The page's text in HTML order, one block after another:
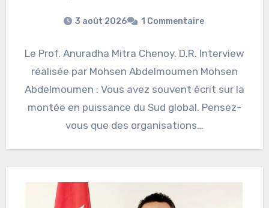
3 août 2026 1 Commentaire
Le Prof. Anuradha Mitra Chenoy. D.R. Interview
réalisée par Mohsen Abdelmoumen Mohsen
Abdelmoumen : Vous avez souvent écrit sur la
montée en puissance du Sud global. Pensez-
vous que des organisations…